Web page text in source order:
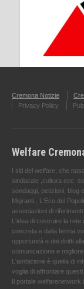
Cremona Notizie
Privacy Policy
Welfare
I siti del welfare, che
sindacale ,cultura ecc.
sondaggi, petizioni, blog
Migranti , L'Eco del
associazioni di
L'idea di costruire la
concreta e dalla ferma
opportunità e dei diritti
comunicazione e migliore
L'ambizione è quella di
voglia di affrontare
Il portale